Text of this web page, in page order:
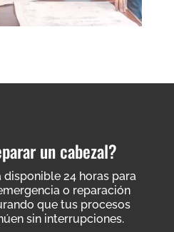
un cabezal?
24 horas para
o reparación
que tus procesos
sin interrupciones.